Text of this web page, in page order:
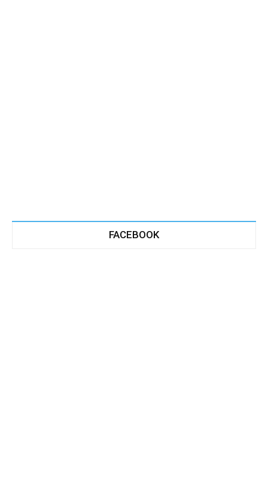
FACEBOOK